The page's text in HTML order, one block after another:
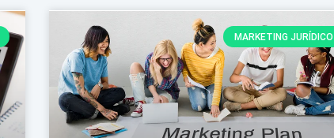
MARKETING JURÍDICO